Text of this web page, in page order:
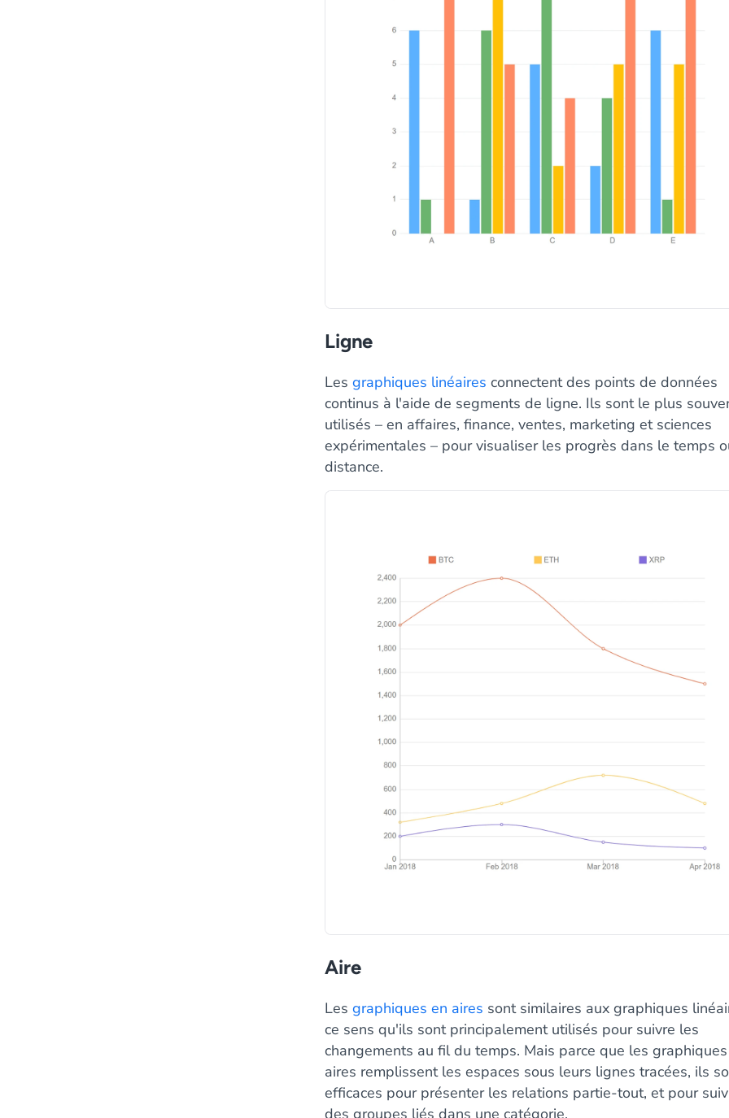
Ligne
Les graphiques linéaires connectent des points de données
continus à l'aide de segments de ligne. Ils sont le plus
utilisés – en affaires, finance, ventes, marketing et sciences
expérimentales – pour visualiser les progrès dans le temps
distance.
Aire
Les graphiques en aires sont similaires aux graphiques
ce sens qu'ils sont principalement utilisés pour suivre les
changements au fil du temps. Mais parce que les
aires remplissent les espaces sous leurs lignes tracées, ils
efficaces pour présenter les relations partie-tout, et pour
des groupes liés dans une catégorie.